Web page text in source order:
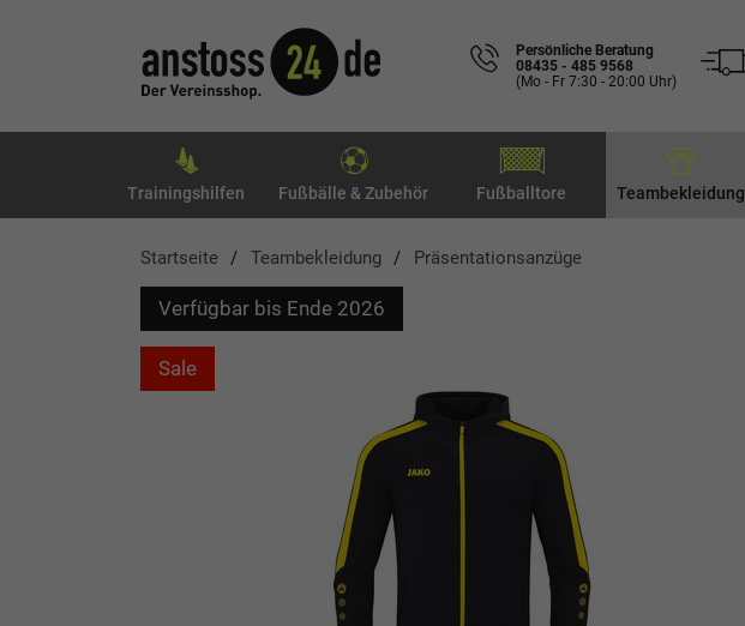
Persönliche Beratung
08435 - 485 9568
(Mo - Fr 7:30 - 20:00 Uhr)
Trainingshilfen Fußbälle & Zubehör Fußballtore Teambekleidung
Startseite Teambekleidung Präsentationsanzüge
Verfügbar bis Ende 2026
Sale